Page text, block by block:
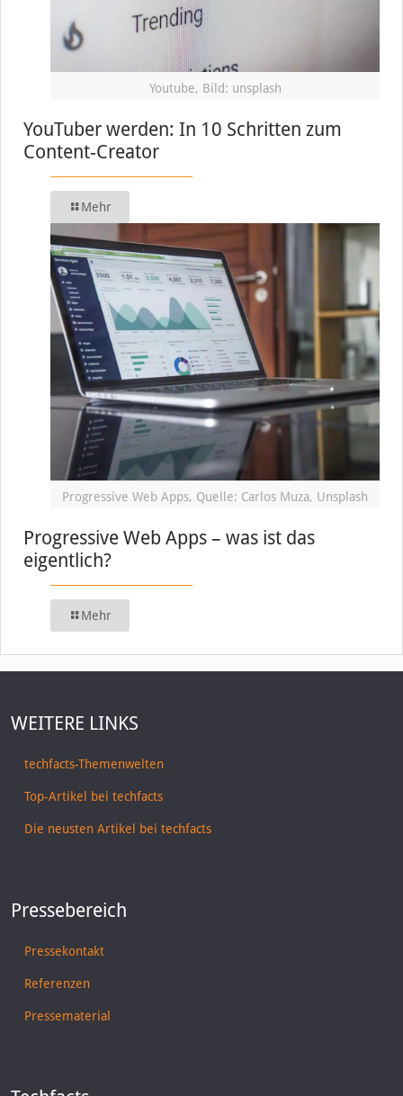
Youtube, Bild: unsplash
YouTuber werden: In 10 Schritten zum
Content-Creator
Mehr
Progressive Web Apps, Quelle: Carlos Muza, Unsplash
Progressive Web Apps – was ist das
eigentlich?
Mehr
WEITERE LINKS
techfacts-Themenwelten
Top-Artikel bei techfacts
Die neusten Artikel bei techfacts
Pressebereich
Pressekontakt
Referenzen
Pressematerial